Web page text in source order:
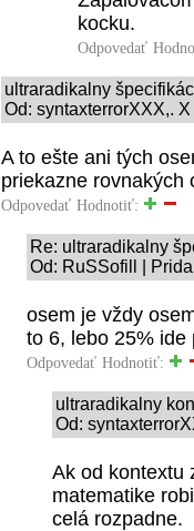
kocku.
Odpovedať
ultraradikalny
Od: syntaxterrorXXX,.
A to ešte ani tých
priekazne rovnakých
Odpovedať Hodnotiť:
Re: ultraradikalny
Od: RuSSofill |
osem je vždy
to 6, lebo 25% ide
Odpovedať Hodnotiť:
ultraradikalny
Od:
Ak od kontextu
matematike
celá rozpadne.